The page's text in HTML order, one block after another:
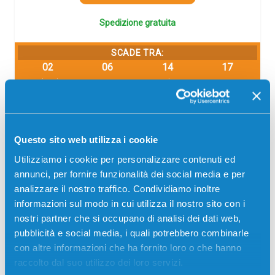
Questo sito web utilizza i cookie
Utilizziamo i cookie per personalizzare contenuti ed
annunci, per fornire funzionalità dei social media e per
analizzare il nostro traffico. Condividiamo inoltre
informazioni sul modo in cui utilizza il nostro sito con i
nostri partner che si occupano di analisi dei dati web,
pubblicità e social media, i quali potrebbero combinarle
con altre informazioni che ha fornito loro o che hanno
raccolto dal suo utilizzo dei loro servizi.
Spedizione gratuita
SCADE TRA:
02
giorni
06
ore
14
min
16
sec
Visita la pagina prodotto per
visualizzare l'offerta